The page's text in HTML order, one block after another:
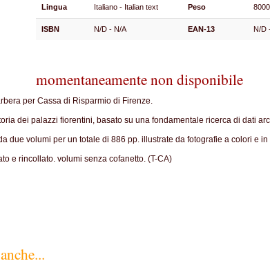
Lingua Italiano - Italian text Peso
ISBN N/D - N/A EAN-13 N/D
momentaneamente non disponibile
per Cassa di Risparmio di Firenze.
dei palazzi fiorentini, basato su una fondamentale ricerca di dati
due volumi per un totale di 886 pp. illustrate da fotografie a colori e in
e rincollato. volumi senza cofanetto. (T-CA)